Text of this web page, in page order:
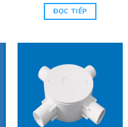
ĐỌC TIẾP